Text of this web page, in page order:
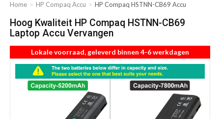
Home HP Compaq Accu HP Compaq HSTNN-CB69 Accu
Hoog Kwaliteit HP Compaq HSTNN-CB69
Laptop Accu Vervangen
Lokale voorraad, geleverd binnen 4-6 werkdagen